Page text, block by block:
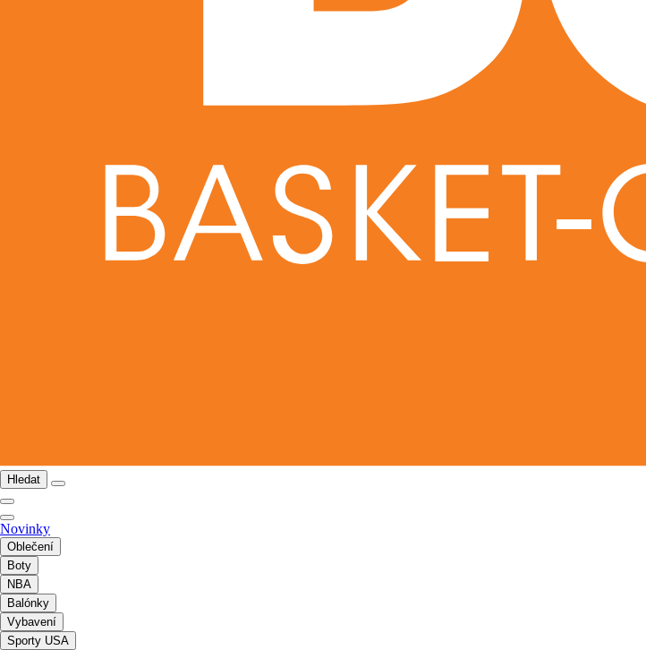
Hledat
Novinky
Oblečení
Boty
NBA
Balónky
Vybavení
Sporty USA